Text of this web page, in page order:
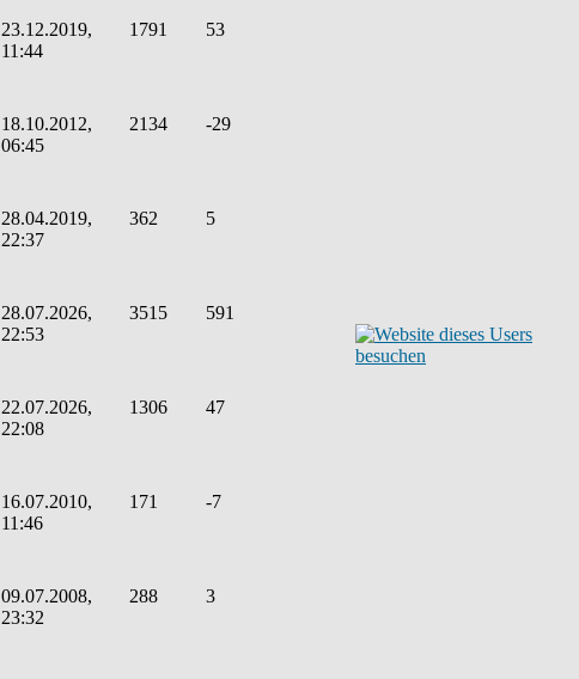
23.12.2019,
11:44
1791 53
18.10.2012,
06:45
2134 -29
28.04.2019,
22:37
362 5
28.07.2026,
22:53
3515 591
22.07.2026,
22:08
1306 47
16.07.2010,
11:46
171 -7
09.07.2008,
23:32
288 3